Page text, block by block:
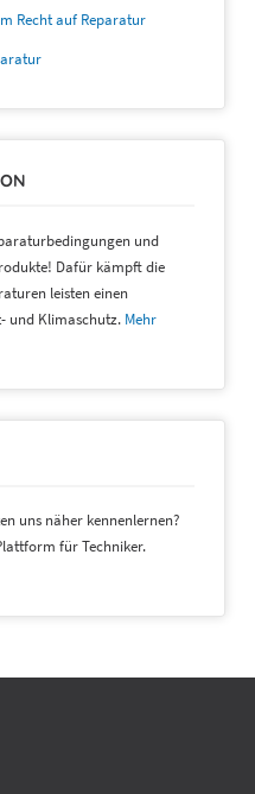
Recht auf Reparatur
und
Dafür kämpft die
leisten einen
und Klimaschutz. Mehr
uns näher kennenlernen?
für Techniker.